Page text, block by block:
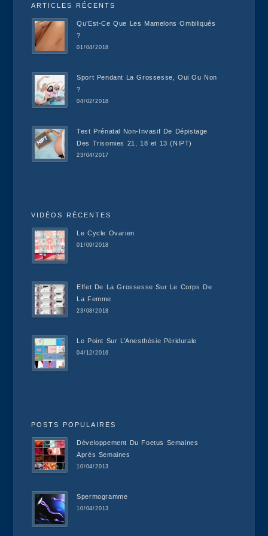
ARTICLES RÉCENTS
Qu’Est-Ce Que Les Mamelons Ombiliqués
?
01/04/2018
Sport Pendant La Grossesse, Oui Ou Non
?
04/02/2018
Test Prénatal Non-Invasif De Dépistage
Des Trisomies 21, 18 et 13 (NIPT)
23/04/2017
VIDÉOS RÉCENTES
Le Cycle Ovarien
01/09/2018
Effet De La Grossesse Sur Le Corps De
La Femme
23/08/2018
Le Point Sur L’Anesthésie Péridurale
04/12/2016
POSTS POPULAIRES
Développement Du Foetus Semaines
Aprés Semaines
10/04/2013
Spermogramme
10/04/2013